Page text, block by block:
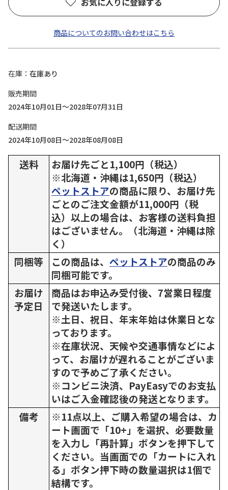
商品についてのお問い合わせはこちら
在庫
在庫あり
販売期間
2024年10月01日～2028年07月31日
配送期間
2024年10月08日～2028年08月08日
送料
お届け先ごと1,100円（税込）
※北海道・沖縄は1,650円（税込）
ペットストアの商品に限り、お届け先
ごとのご注文金額が11,000円（税
込）以上の場合は、お客様の送料負担
はございません。（北海道・沖縄は除
く）
同梱等
この商品は、 ペットストアの商品のみ
同梱可能です。
お届け
予定日
商品はお申込み受付後、7営業日程度
で発送いたします。
※土日、祝日、年末年始は休業日とな
っております。
※在庫状況、天候や交通事情などによ
って、お届けが遅れることがございま
すので予めご了承ください。
※コンビニ決済、PayEasyでのお支払
いはご入金確認後の発送となります。
備考
※11点以上、ご購入希望の場合は、カ
ート画面で「10+」を選択、必要数量
を入力し「再計算」ボタンを押下して
ください。当画面での「カートに入れ
る」ボタン押下時の数量選択は1個で
結構です。